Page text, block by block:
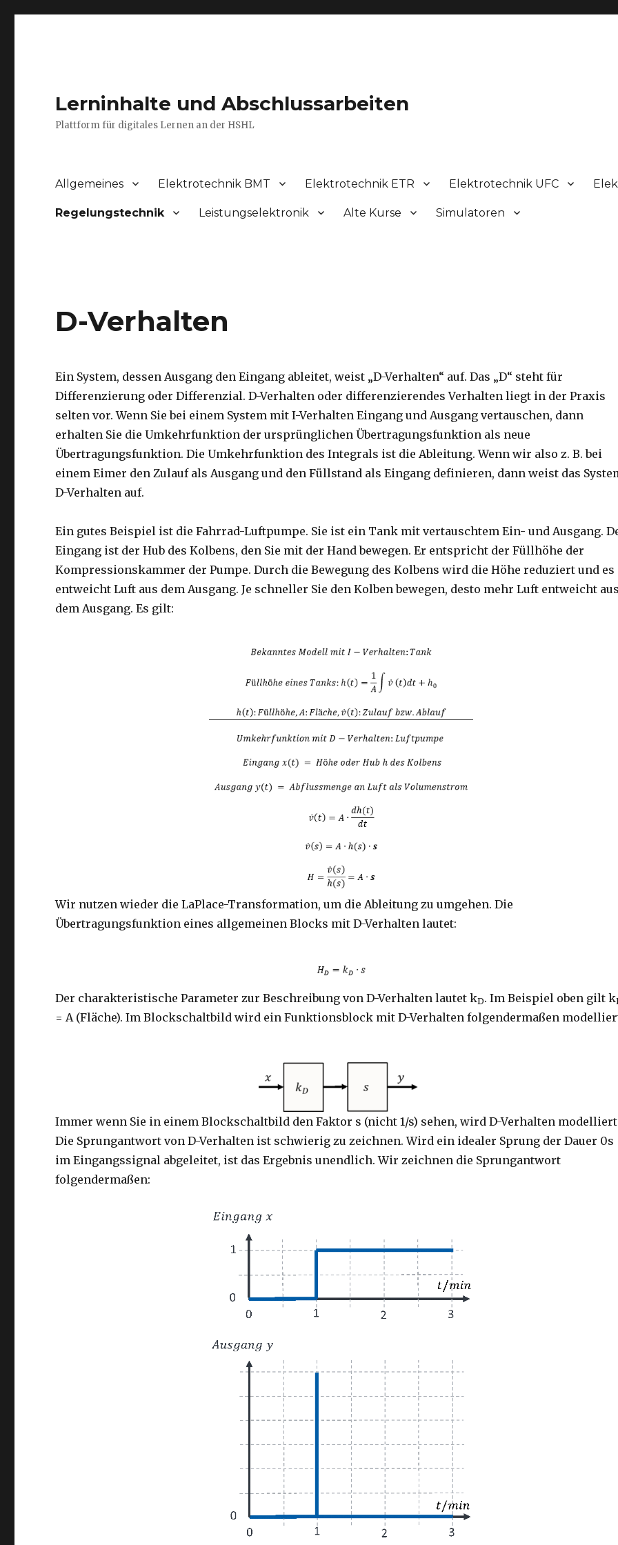
Lerninhalte und Abschlussarbeiten
Plattform für digitales Lernen an der HSHL
Allgemeines Elektrotechnik BMT Elektrotechnik ETR Elektrotechnik UFC
Regelungstechnik Leistungselektronik Alte Kurse Simulatoren
D-Verhalten
Ein System, dessen Ausgang den Eingang ableitet, weist „D-Verhalten“ auf. Das „D“ steht für
Differenzierung oder Differenzial. D-Verhalten oder differenzierendes Verhalten liegt in der Praxis
selten vor. Wenn Sie bei einem System mit I-Verhalten Eingang und Ausgang vertauschen, dann
erhalten Sie die Umkehrfunktion der ursprünglichen Übertragungsfunktion als neue
Übertragungsfunktion. Die Umkehrfunktion des Integrals ist die Ableitung. Wenn wir also z. B. bei
einem Eimer den Zulauf als Ausgang und den Füllstand als Eingang definieren, dann weist das
D-Verhalten auf.
Ein gutes Beispiel ist die Fahrrad-Luftpumpe. Sie ist ein Tank mit vertauschtem Ein- und Ausgang.
Eingang ist der Hub des Kolbens, den Sie mit der Hand bewegen. Er entspricht der Füllhöhe der
Kompressionskammer der Pumpe. Durch die Bewegung des Kolbens wird die Höhe reduziert und es
entweicht Luft aus dem Ausgang. Je schneller Sie den Kolben bewegen, desto mehr Luft entweicht aus
dem Ausgang. Es gilt:
Wir nutzen wieder die LaPlace-Transformation, um die Ableitung zu umgehen. Die
Übertragungsfunktion eines allgemeinen Blocks mit D-Verhalten lautet:
Der charakteristische Parameter zur Beschreibung von D-Verhalten lautet kD. Im Beispiel oben gilt k
= A (Fläche). Im Blockschaltbild wird ein Funktionsblock mit D-Verhalten folgendermaßen
Immer wenn Sie in einem Blockschaltbild den Faktor s (nicht 1/s) sehen, wird D-Verhalten
Die Sprungantwort von D-Verhalten ist schwierig zu zeichnen. Wird ein idealer Sprung der Dauer 0s
im Eingangssignal abgeleitet, ist das Ergebnis unendlich. Wir zeichnen die Sprungantwort
folgendermaßen: